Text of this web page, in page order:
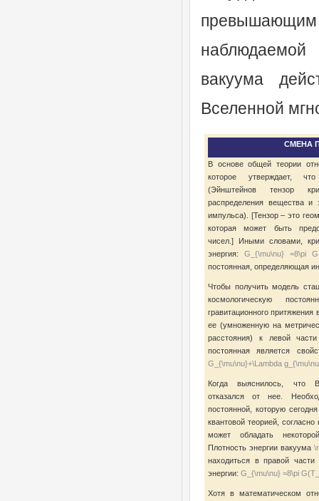
наблюдаемой
вакуума
Вселенной
СМЕНА
В основе общей теории
которое утверждает, что
(Эйнштейнов тензор
распределения вещества и
импульса). [Тензор – это
которая может быть
чисел.] Иными словами,
энергия:G_{\mu\nu} =8\pi
постоянная, определяющая
Чтобы получить модель
космологическую
гравитационного
ее (умноженную на
расстояния) к левой
постоянная является
G_{\mu\nu}+\Lambda
Когда выяснилось, что
отказался от нее.
постоянной, которую
квантовой теорией,
может обладать
Плотность энергии вакуума
находиться в правой
энергии: G_{\mu\nu} =8\pi
Хотя в математическом